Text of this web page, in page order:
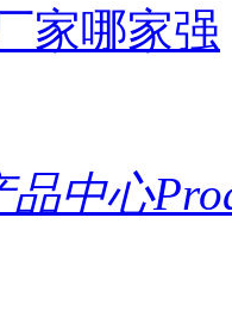
家哪家强
品中心